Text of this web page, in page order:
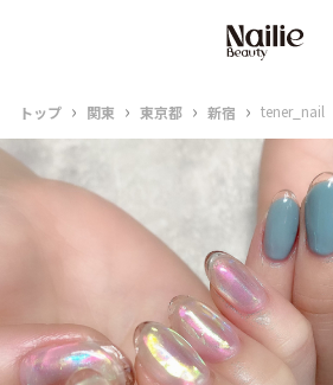
トップ › 関東 › 東京都 › 新宿 › tener_nail